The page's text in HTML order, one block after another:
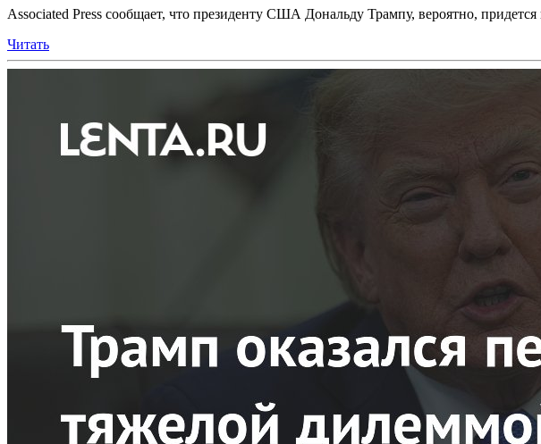
Associated Press сообщает, что президенту США Дональду Трампу, вероятно,
Читать